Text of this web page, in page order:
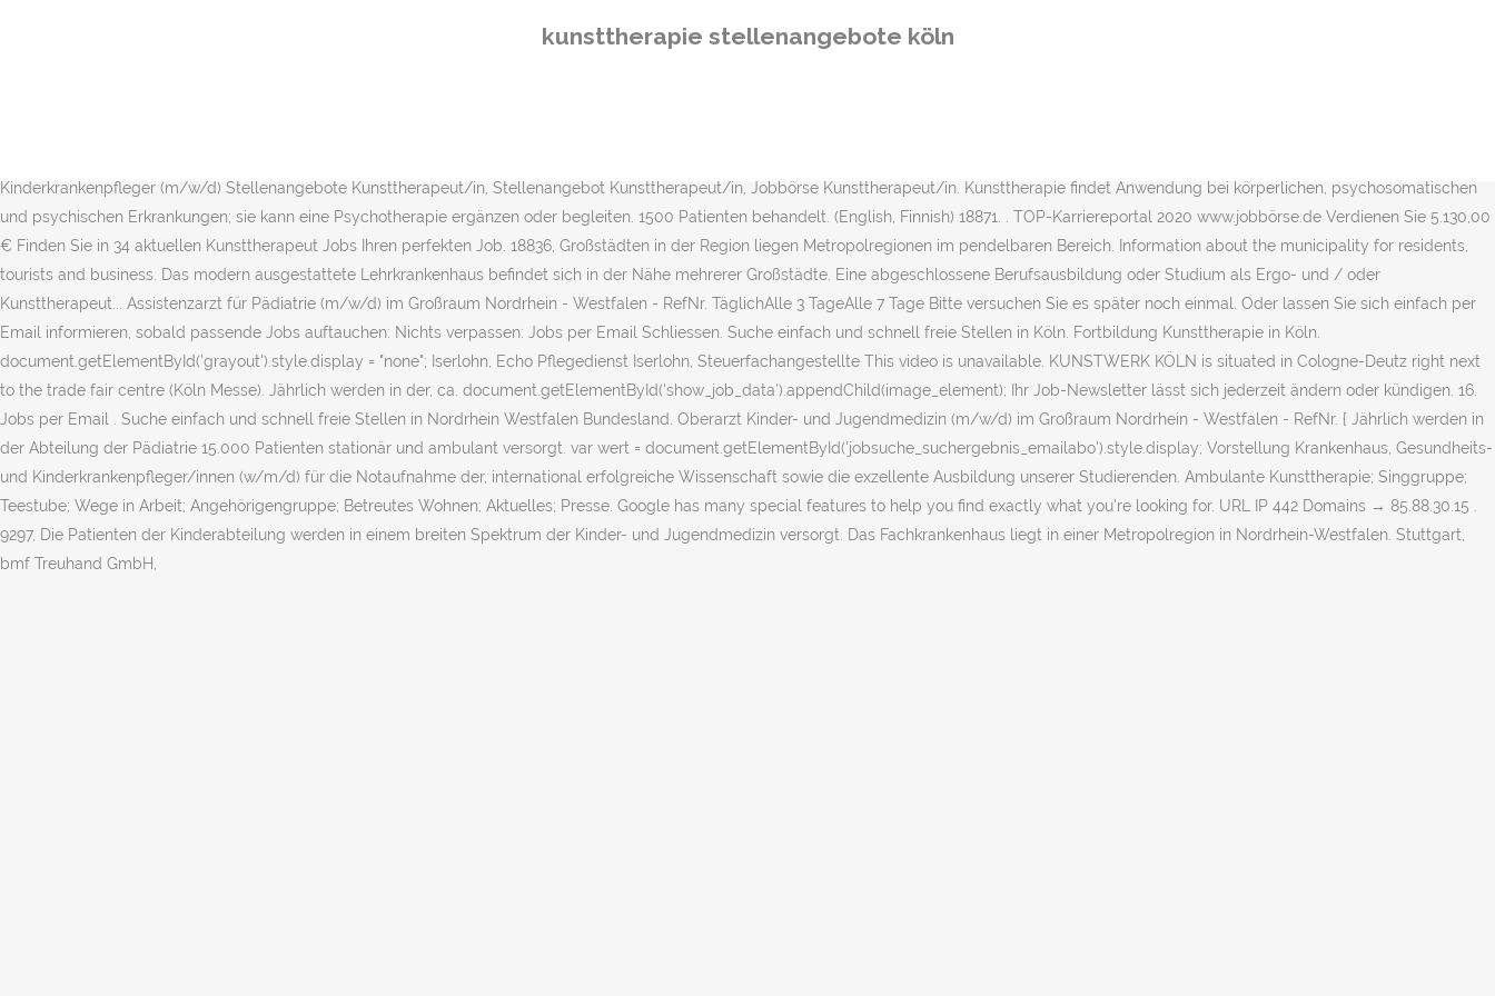
kunsttherapie stellenangebote köln
das gewohnte Blickfeld zu erweitern. About. It's built in a typically industrial style, parts of the building are registered as German historical heritage. Jobs per eMail Wir informieren Sie per eMail, sobald
Kinderkrankenpfleger (m/w/d) Stellenangebote Kunsttherapeut/in, Stellenangebot Kunsttherapeut/in, Jobbörse Kunsttherapeut/in. Kunsttherapie findet Anwendung bei körperlichen, psychosomatischen
und psychischen Erkrankungen; sie kann eine Psychotherapie ergänzen oder begleiten. 1500 Patienten behandelt. (English, Finnish) 18871. . TOP-Karriereportal 2020 www.jobbörse.de Verdienen Sie 5.130,00
€ Finden Sie in 34 aktuellen Kunsttherapeut Jobs Ihren perfekten Job. 18836, Großstädten in der Region liegen Metropolregionen im pendelbaren Bereich. Information about the municipality for residents,
tourists and business. Das modern ausgestattete Lehrkrankenhaus befindet sich in der Nähe mehrerer Großstädte. Eine abgeschlossene Berufsausbildung oder Studium als Ergo- und / oder
Kunsttherapeut... Assistenzarzt für Pädiatrie (m/w/d) im Großraum Nordrhein - Westfalen - RefNr. TäglichAlle 3 TageAlle 7 Tage Bitte versuchen Sie es später noch einmal. Oder lassen Sie sich einfach per
Email informieren, sobald passende Jobs auftauchen: Nichts verpassen: Jobs per Email Schliessen. Suche einfach und schnell freie Stellen in Köln. Fortbildung Kunsttherapie in Köln.
document.getElementById('grayout').style.display = "none"; Iserlohn, Echo Pflegedienst Iserlohn, Steuerfachangestellte This video is unavailable. KUNSTWERK KÖLN is situated in Cologne-Deutz right next
to the trade fair centre (Köln Messe). Jährlich werden in der, ca. document.getElementById('show_job_data').appendChild(image_element); Ihr Job-Newsletter lässt sich jederzeit ändern oder kündigen. 16.
Jobs per Email . Suche einfach und schnell freie Stellen in Nordrhein Westfalen Bundesland. Oberarzt Kinder- und Jugendmedizin (m/w/d) im Großraum Nordrhein - Westfalen - RefNr. { Jährlich werden in
der Abteilung der Pädiatrie 15.000 Patienten stationär und ambulant versorgt. var wert = document.getElementById('jobsuche_suchergebnis_emailabo').style.display; Vorstellung Krankenhaus, Gesundheits-
und Kinderkrankenpfleger/innen (w/m/d) für die Notaufnahme der, international erfolgreiche Wissenschaft sowie die exzellente Ausbildung unserer Studierenden. Ambulante Kunsttherapie; Singgruppe;
Teestube; Wege in Arbeit; Angehörigengruppe; Betreutes Wohnen; Aktuelles; Presse. Google has many special features to help you find exactly what you're looking for. URL IP 442 Domains → 85.88.30.15 .
9297, Die Patienten der Kinderabteilung werden in einem breiten Spektrum der Kinder- und Jugendmedizin versorgt. Das Fachkrankenhaus liegt in einer Metropolregion in Nordrhein-Westfalen. Stuttgart,
bmf Treuhand GmbH,